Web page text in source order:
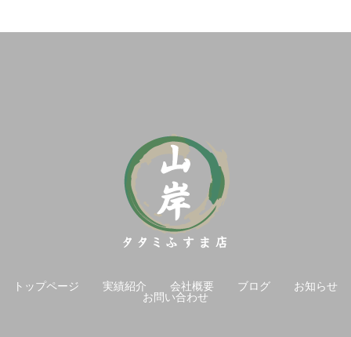
トップページ 実績紹介 会社概要 ブログ
お知らせ
お問い合わせ